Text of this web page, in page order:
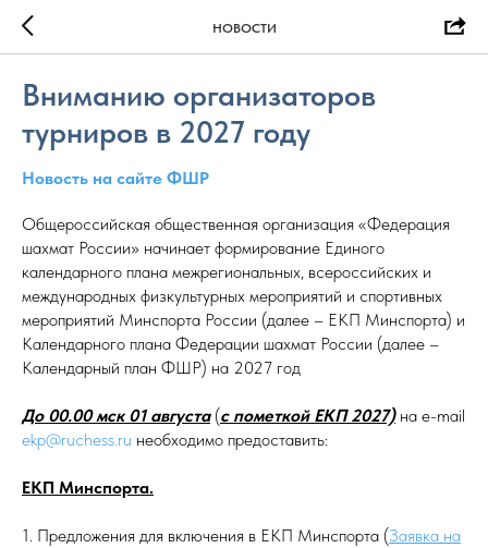
НОВОСТИ
Вниманию организаторов
турниров в 2027 году
Новость на сайте ФШР
Общероссийская общественная организация «Федерация
шахмат России» начинает формирование Единого
календарного плана межрегиональных, всероссийских и
международных физкультурных мероприятий и спортивных
мероприятий Минспорта России (далее – ЕКП Минспорта) и
Календарного плана Федерации шахмат России (далее –
Календарный план ФШР) на 2027 год
До 00.00 мск 01 августа(с пометкой ЕКП 2027)на e-mail
ekp@ruchess.ru необходимо предоставить:
ЕКП Минспорта.
1. Предложения для включения в ЕКП Минспорта (Заявка на